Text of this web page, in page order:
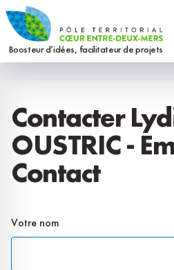
Aller
au
contenu
Boosteur d’idées, facilitateur de projets
Contacter
OUSTRIC -
Contact
Votre nom
Panneau de gestion des cookies